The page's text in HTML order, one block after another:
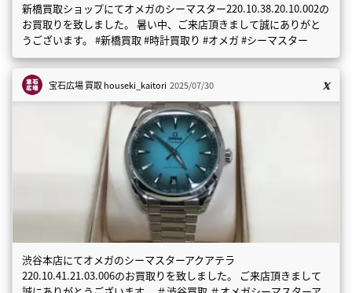
新橋買取ショップにてオメガのシーマスター220.10.38.20.10.002の
お買取りを致しました。 暑い中、ご来店頂きまして誠にありがと
うございます。 #新橋買取 #時計買取り #オメガ #シーマスター
宝石広場 買取houseki_kaitori 2025/07/30
渋谷本店にてオメガのシーマスターアクアテラ
220.10.41.21.03.006のお買取りを致しました。 ご来店頂きまして